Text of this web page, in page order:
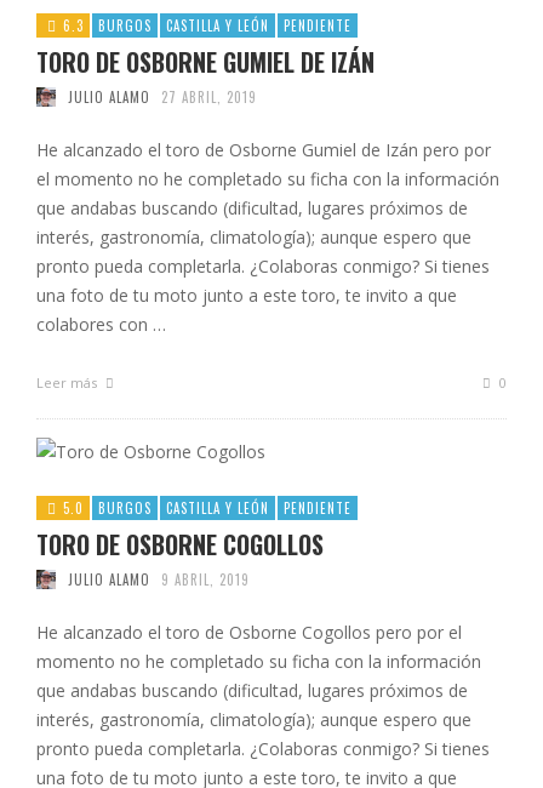
6.3 BURGOS CASTILLA Y LEÓN PENDIENTE
TORO DE OSBORNE GUMIEL DE IZÁN
JULIO ALAMO 27 ABRIL, 2019
He alcanzado el toro de Osborne Gumiel de Izán pero por
el momento no he completado su ficha con la información
que andabas buscando (dificultad, lugares próximos de
interés, gastronomía, climatología); aunque espero que
pronto pueda completarla. ¿Colaboras conmigo? Si tienes
una foto de tu moto junto a este toro, te invito a que
colabores con …
Leer más 0
5.0 BURGOS CASTILLA Y LEÓN PENDIENTE
TORO DE OSBORNE COGOLLOS
JULIO ALAMO 9 ABRIL, 2019
He alcanzado el toro de Osborne Cogollos pero por el
momento no he completado su ficha con la información
que andabas buscando (dificultad, lugares próximos de
interés, gastronomía, climatología); aunque espero que
pronto pueda completarla. ¿Colaboras conmigo? Si tienes
una foto de tu moto junto a este toro, te invito a que